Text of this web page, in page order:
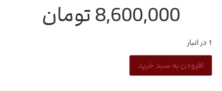
8,600,000تومان
1 در انبار
افزودن به سبد خرید